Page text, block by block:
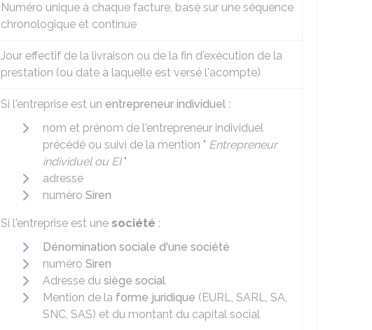
Numéro unique à chaque facture, basé sur une séquence
chronologique et continue
Jour effectif de la livraison ou de la fin d'exécution de la
prestation (ou date à laquelle est versé l'acompte)
Si l'entreprise est un entrepreneur individuel :
nom et prénom de l'entrepreneur individuel
précédé ou suivi de la mention " Entrepreneur
individuel ou EI"
adresse
numéro Siren
Si l'entreprise est une société :
Dénomination sociale d'une société
numéro Siren
Adresse du siège social
Mention de la forme juridique (EURL, SARL, SA,
SNC, SAS) et du montant du capital social